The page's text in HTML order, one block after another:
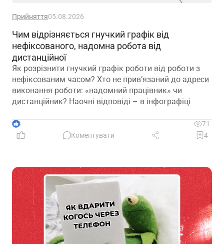
Прийняття05.08.2026
Чим відрізняється гнучкий графік від
нефіксованого, надомна робота від
дистанційної
Як розрізнити гнучкий графік роботи від роботи з
нефіксованим часом? Хто не прив’язаний до адреси
виконання роботи: «надомний працівник» чи
дистанційник? Наочні відповіді – в інфографіці
3
71
Коментувати
4